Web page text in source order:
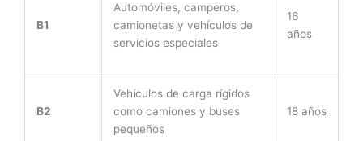
B1
Automóviles, camperos,
camionetas y vehículos de
servicios especiales
16
años
B2
Vehículos de carga rígidos
como camiones y buses
pequeños
18 años